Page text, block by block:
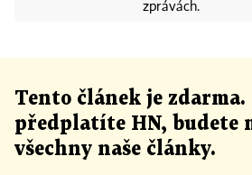
zprávách.
Tento článek je zdarma.
předplatíte HN, budete
všechny naše články.